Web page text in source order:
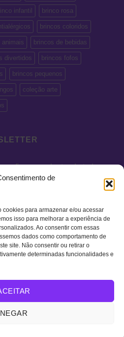
de
cookies para armazenar e/ou acessar
isso para melhorar a experiência de
Ao consentir com essas
dados como comportamento de
site. Não consentir ou retirar o
determinadas funcionalidades e
NEGAR
infantil brinco rosa
brincos coloridos
animais brincos de bebidas
divertidos brincos fofos
brincos pequenos
coleção arte
e fique por dentro de todas as
MasterCard
CONTATO